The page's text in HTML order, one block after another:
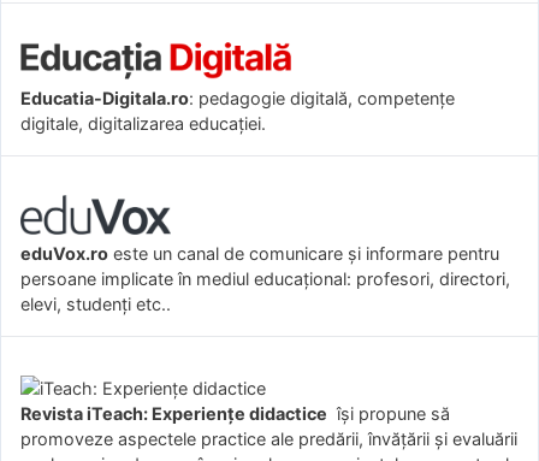
Educatia-Digitala.ro: pedagogie digitală, competențe
digitale, digitalizarea educației.
eduVox.ro este un canal de comunicare și informare pentru
persoane implicate în mediul educațional: profesori, directori,
elevi, studenți etc..
Revista iTeach: Experienţe didactice îşi propune să
promoveze aspectele practice ale predării, învăţării şi evaluării